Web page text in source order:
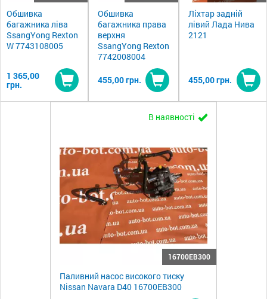
Обшивка
багажника ліва
SsangYong Rexton
W 7743108005
1 365,00
грн.
Купити
Обшивка
багажника права
верхня
SsangYong Rexton
7742008004
455,00 грн.
Купити
Ліхтар задній
лівий Лада Нива
2121
455,00 грн.
В наявності
16700EB300
Паливний насос високого тиску
Nissan Navara D40 16700EB300